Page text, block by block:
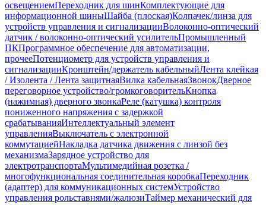
освещениемПереходник для шинКомплектующие для
информационной шиныШайба (плоская)Колпачек/линза для
устройств управления и сигнализацииВолоконно-оптический
датчик / волоконно-оптический усилительПромышленный
ПКПрограммное обеспечение для автоматизации,
прочееПотенциометр для устройств управления и
сигнализацииКронштейн/держатель кабельныйЛента клейкая
/ Изолента / Лента защитнаяВилка кабельнаяЗвонокДверное
переговорное устройство/громкоговорительКнопка
(нажимная) дверного звонкаРеле (катушка) контроля
пониженного напряжения с задержкой
срабатыванияИнтеллектуальный элемент
управленияВыключатель с электронной
коммутациейНакладка датчика движения с линзой без
механизмаЗарядное устройство для
электротранспортаМультимедийная розетка /
многофункциональная соединительная коробкаПереходник
(адаптер) для коммуникационных системУстройство
управления рольставнями/жалюзиТаймер механический для